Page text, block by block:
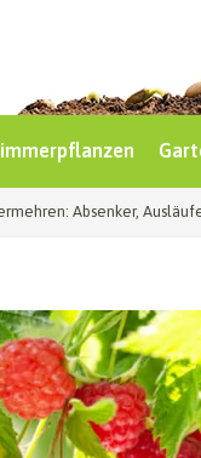
Absenker,